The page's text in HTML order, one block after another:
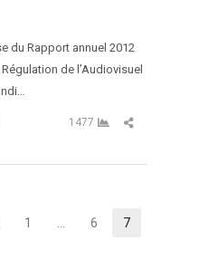
du Rapport annuel 2012
de l’Audiovisuel
1477 Partager cet
Page
1 Page
6 7